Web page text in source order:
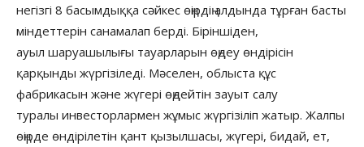
негізгі 8 басымдыққа сәйкес өңірдің алдында тұрған басты
міндеттерін санамалап берді. Біріншіден,
ауыл шаруашылығы тауарларын өңдеу өндірісін
қарқынды жүргізіледі. Мәселен, облыста құс
фабрикасын және жүгері өңдейтін зауыт салу
туралы инвесторлармен жұмыс жүргізіліп жатыр. Жалпы
өңірде өндірілетін қант қызылшасы, жүгері, бидай, ет,